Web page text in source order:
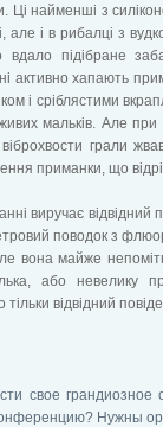
Ці найменші з
але і в рибалці з
вдало підібране
активно хапають
і сріблястими
мальків. Але при
віброхвости грали
приманки, що
виручає
поводок з
вона майже
або невелику
відвідний
свое
Нужны